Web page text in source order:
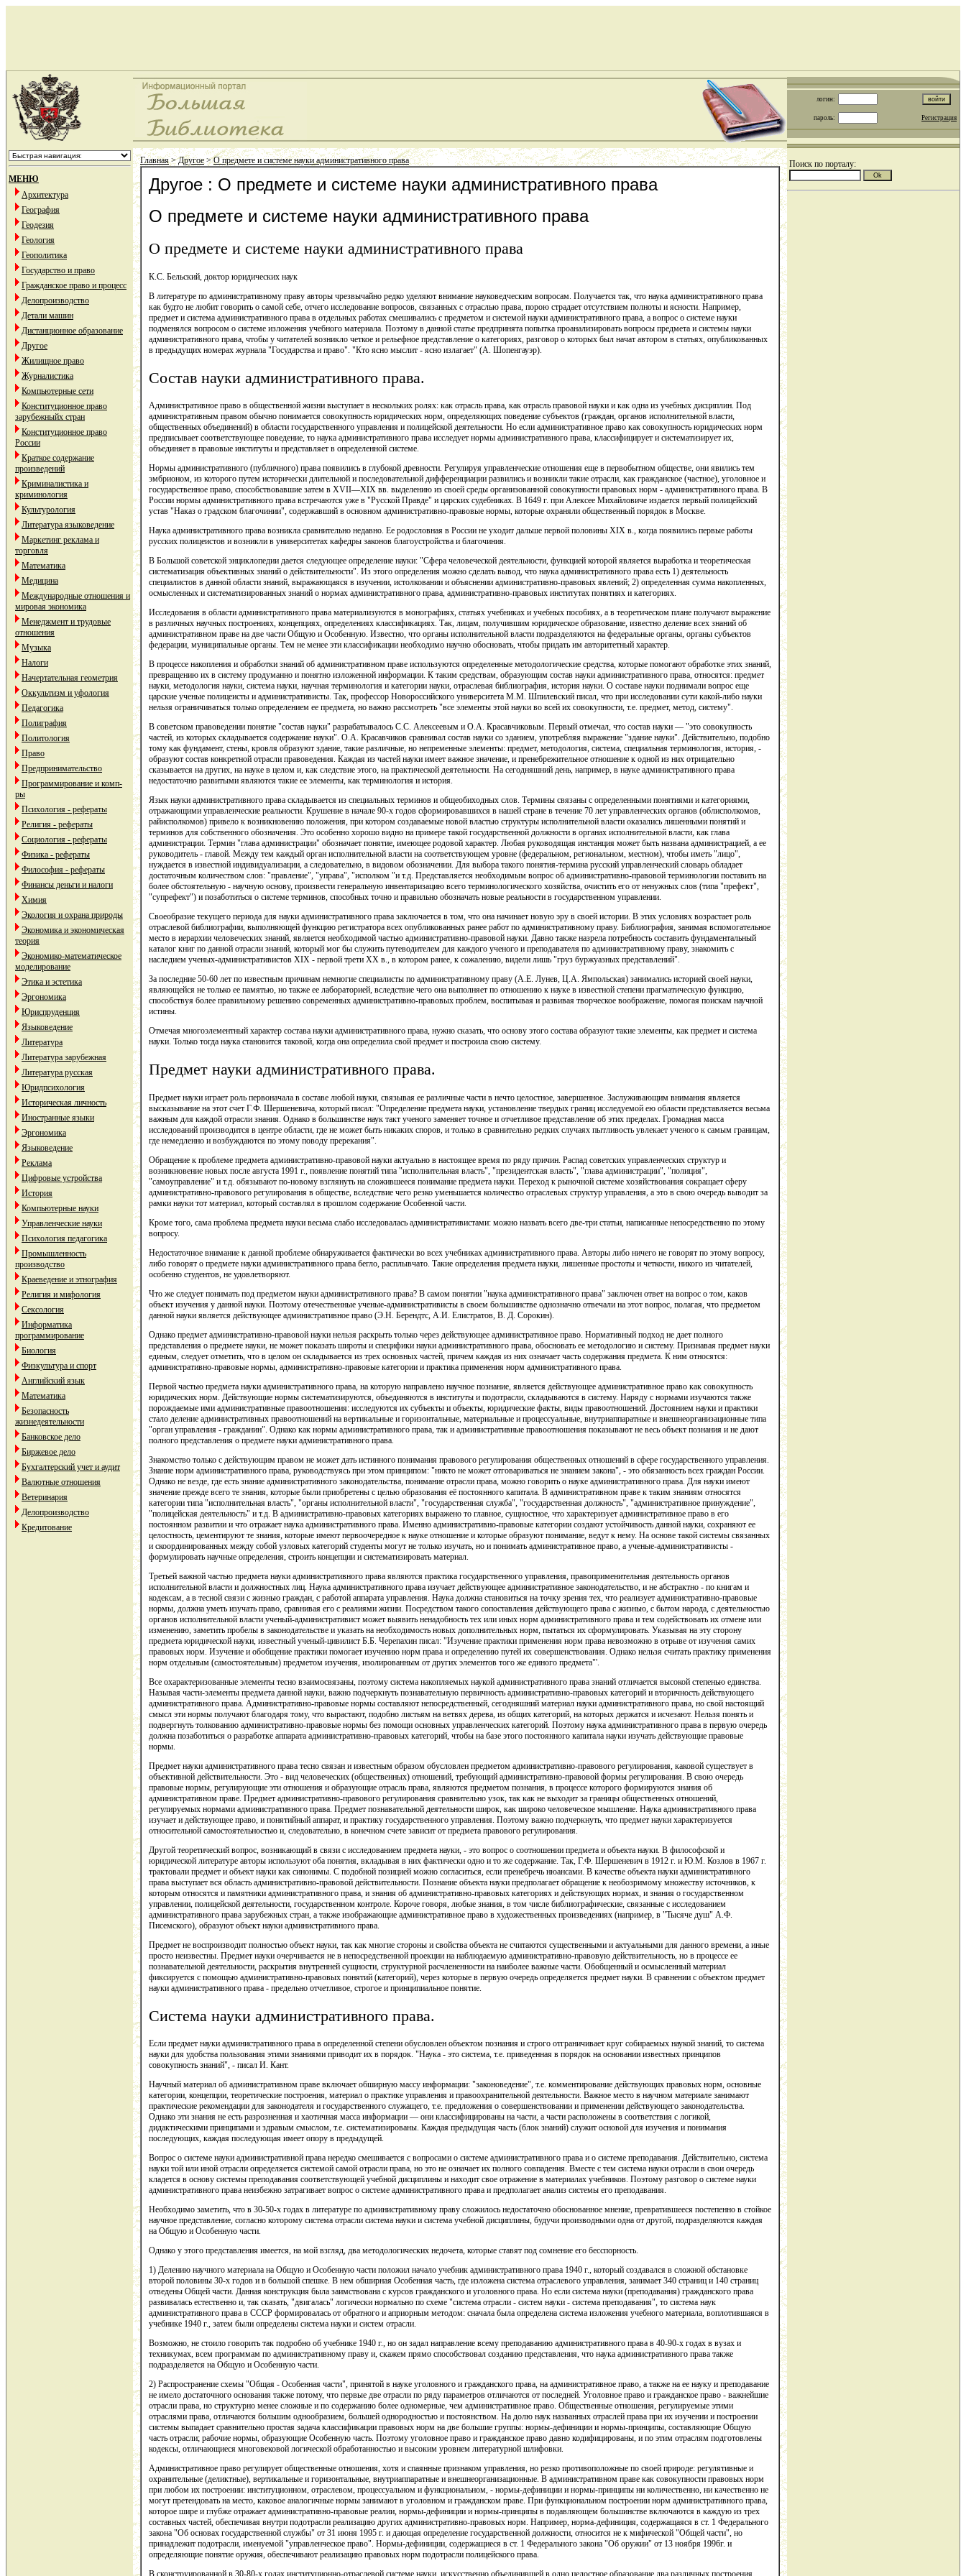
логин:
пароль: Регистрация
МЕНЮ
Архитектура
География
Геодезия
Геология
Геополитика
Государство и право
Гражданское право и процесс
Делопроизводство
Детали машин
Дистанционное образование
Другое
Жилищное право
Журналистика
Компьютерные сети
Конституционное право
зарубежныйх стран
Конституционное право
России
Краткое содержание
произведений
Криминалистика и
криминология
Культурология
Литература языковедение
Маркетинг реклама и
торговля
Математика
Медицина
Международные отношения и
мировая экономика
Менеджмент и трудовые
отношения
Музыка
Налоги
Начертательная геометрия
Оккультизм и уфология
Педагогика
Полиграфия
Политология
Право
Предпринимательство
Программирование и комп-
ры
Психология - рефераты
Религия - рефераты
Социология - рефераты
Физика - рефераты
Философия - рефераты
Финансы деньги и налоги
Химия
Экология и охрана природы
Экономика и экономическая
теория
Экономико-математическое
моделирование
Этика и эстетика
Эргономика
Юриспруденция
Языковедение
Литература
Литература зарубежная
Литература русская
Юридпсихология
Историческая личность
Иностранные языки
Эргономика
Языковедение
Реклама
Цифровые устройства
История
Компьютерные науки
Управленческие науки
Психология педагогика
Промышленность
производство
Краеведение и этнография
Религия и мифология
Сексология
Информатика
программирование
Биология
Физкультура и спорт
Английский язык
Математика
Безопасность
жизнедеятельности
Банковское дело
Биржевое дело
Бухгалтерский учет и аудит
Валютные отношения
Ветеринария
Делопроизводство
Кредитование
Главная>Другое>О предмете и системе науки административного права
Другое : О предмете и системе науки административного права
О предмете и системе науки административного права
О предмете и системе науки административного права
К.С. Бельский, доктор юридических наук
В литературе по административному праву авторы чрезвычайно редко уделяют внимание науковедческим вопросам. Получается так, что наука административного права
как будто не любит говорить о самой себе, отчего исследование вопросов, связанных с отраслью права, порою страдает отсутствием полноты и ясности. Например,
предмет и система административного права в отдельных работах смешивались с предметом и системой науки административного права, а вопрос о системе науки
подменялся вопросом о системе изложения учебного материала. Поэтому в данной статье предпринята попытка проанализировать вопросы предмета и системы науки
административного права, чтобы у читателей возникло четкое и рельефное представление о категориях, разговор о которых был начат автором в статьях, опубликованных
в предыдущих номерах журнала "Государства и право". "Кто ясно мыслит - ясно излагает" (А. Шопенгауэр).
Состав науки административного права.
Административное право в общественной жизни выступает в нескольких ролях: как отрасль права, как отрасль правовой науки и как одна из учебных дисциплин. Под
административным правом обычно понимается совокупность юридических норм, определяющих поведение субъектов (граждан, органов исполнительной власти,
общественных объединений) в области государственного управления и полицейской деятельности. Но если административное право как совокупность юридических норм
предписывает соответствующее поведение, то наука административного права исследует нормы административного права, классифицирует и систематизирует их,
объединяет в правовые институты и представляет в определенной системе.
Нормы административного (публичного) права появились в глубокой древности. Регулируя управленческие отношения еще в первобытном обществе, они явились тем
эмбрионом, из которого путем исторически длительной и последовательной дифференциации развились и возникли такие отрасли, как гражданское (частное), уголовное и
государственное право, способствовавшие затем в XVII—XIX вв. выделению из своей среды организованной совокупности правовых норм - административного права. В
России нормы административного права встречаются уже в "Русской Правде" и царских судебниках. В 1649 г. при Алексее Михайловиче издается первый полицейский
устав "Наказ о градском благочинии", содержавший в основном административно-правовые нормы, которые охраняли общественный порядок в Москве.
Наука административного права возникла сравнительно недавно. Ее родословная в России не уходит дальше первой половины XIX в., когда появились первые работы
русских полицеистов и возникли в университетах кафедры законов благоустройства и благочиния.
В Большой советской энциклопедии дается следующее определение науки: "Сфера человеческой деятельности, функцией которой является выработка и теоретическая
систематизация объективных знаний о действительности". Из этого определения можно сделать вывод, что наука административного права есть 1) деятельность
специалистов в данной области знаний, выражающаяся в изучении, истолковании и объяснении административно-правовых явлений; 2) определенная сумма накопленных,
осмысленных и систематизированных знаний о нормах административного права, административно-правовых институтах понятиях и категориях.
Исследования в области административного права материализуются в монографиях, статьях учебниках и учебных пособиях, а в теоретическом плане получают выражение
в различных научных построениях, концепциях, определениях классификациях. Так, лицам, получившим юридическое образование, известно деление всех знаний об
административном праве на две части Общую и Особенную. Известно, что органы исполнительной власти подразделяются на федеральные органы, органы субъектов
федерации, муниципальные органы. Тем не менее эти классификации необходимо научно обосновать, чтобы придать им авторитетный характер.
В процессе накопления и обработки знаний об административном праве используются определенные методологические средства, которые помогают обработке этих знаний,
превращению их в систему продуманно и понятно изложенной информации. К таким средствам, образующим состав науки административного права, относятся: предмет
науки, методология науки, система науки, научная терминология и категории науки, отраслевая библиография, история науки. О составе науки поднимали вопрос еще
царские ученые полицеисты и административисты. Так, профессор Новороссийского университета М.М. Шпилевский писал, что при исследовании сути какой-либо науки
нельзя ограничиваться только определением ее предмета, но важно рассмотреть "все элементы этой науки во всей их совокупности, т.е. предмет, метод, систему".
В советском правоведении понятие "состав науки" разрабатывалось С.С. Алексеевым и О.А. Красавчиковым. Первый отмечал, что состав науки — "это совокупность
частей, из которых складывается содержание науки". О.А. Красавчиков сравнивал состав науки со зданием, употребляя выражение "здание науки". Действительно, подобно
тому как фундамент, стены, кровля образуют здание, такие различные, но непременные элементы: предмет, методология, система, специальная терминология, история, -
образуют состав конкретной отрасли правоведения. Каждая из частей науки имеет важное значение, и пренебрежительное отношение к одной из них отрицательно
сказывается на других, на науке в целом и, как следствие этого, на практической деятельности. На сегодняшний день, например, в науке административного права
недостаточно развитыми являются такие ее элементы, как терминология и история.
Язык науки административного права складывается из специальных терминов и общеобиходных слов. Термины связаны с определенными понятиями и категориями,
отражающими управленческие реальности. Крушение в начале 90-х годов сформировавшихся в нашей стране в течение 70 лет управленческих органов (облисполкомов,
райисполкомов) привело к возникновению положения, при котором создаваемые новой властью структуры исполнительной власти оказались лишенными понятий и
терминов для собственного обозначения. Это особенно хорошо видно на примере такой государственной должности в органах исполнительной власти, как глава
администрации. Термин "глава администрации" обозначает понятие, имеющее родовой характер. Любая руководящая инстанция может быть названа администрацией, а ее
руководитель - главой. Между тем каждый орган исполнительной власти на соответствующем уровне (федеральном, региональном, местном), чтобы иметь "лицо",
нуждается в известной индивидуализации, а следовательно, в видовом обозначении. Для выбора такого понятия-термина русский управленческий словарь обладает
достаточным количеством слов: "правление", "управа", "исполком "и т.д. Представляется необходимым вопрос об административно-правовой терминологии поставить на
более обстоятельную - научную основу, произвести генеральную инвентаризацию всего терминологического хозяйства, очистить его от ненужных слов (типа "префект",
"супрефект") и позаботиться о системе терминов, способных точно и правильно обозначать новые реальности в государственном управлении.
Своеобразие текущего периода для науки административного права заключается в том, что она начинает новую эру в своей истории. В этих условиях возрастает роль
отраслевой библиографии, выполняющей функцию регистратора всех опубликованных ранее работ по административному праву. Библиография, занимая вспомогательное
место в иерархии человеческих знаний, является необходимой частью административно-правовой науки. Давно также назрела потребность составить фундаментальный
каталог книг по данной отрасли знаний, который мог бы служить путеводителем для каждого ученого и преподавателя по административному праву, знакомить с
наследием ученых-административистов XIX - первой трети XX в., в котором ранее, к сожалению, видели лишь "груз буржуазных представлений".
За последние 50-60 лет по известным причинам немногие специалисты по административному праву (А.Е. Лунев, Ц.А. Ямпольская) занимались историей своей науки,
являющейся не только ее памятью, но также ее лабораторией, вследствие чего она выполняет по отношению к науке в известной степени прагматическую функцию,
способствуя более правильному решению современных административно-правовых проблем, воспитывая и развивая творческое воображение, помогая поискам научной
истины.
Отмечая многоэлементный характер состава науки административного права, нужно сказать, что основу этого состава образуют такие элементы, как предмет и система
науки. Только тогда наука становится таковой, когда она определила свой предмет и построила свою систему.
Предмет науки административного права.
Предмет науки играет роль первоначала в составе любой науки, связывая ее различные части в нечто целостное, завершенное. Заслуживающим внимания является
высказывание на этот счет Г.Ф. Шершеневича, который писал: "Определение предмета науки, установление твердых границ исследуемой ею области представляется весьма
важным для каждой отрасли знания. Однако в большинстве наук такт ученого заменяет точное и отчетливое представление об этих пределах. Громадная масса
исследований производится в центре области, где не может быть никаких споров, и только в сравнительно редких случаях пытливость увлекает ученого к самым границам,
где немедленно и возбуждаются по этому поводу пререкания".
Обращение к проблеме предмета административно-правовой науки актуально в настоящее время по ряду причин. Распад советских управленческих структур и
возникновение новых после августа 1991 г., появление понятий типа "исполнительная власть", "президентская власть", "глава администрации", "полиция",
"самоуправление" и т.д. обязывают по-новому взглянуть на сложившееся понимание предмета науки. Переход к рыночной системе хозяйствования сокращает сферу
административно-правового регулирования в обществе, вследствие чего резко уменьшается количество отраслевых структур управления, а это в свою очередь выводит за
рамки науки тот материал, который составлял в прошлом содержание Особенной части.
Кроме того, сама проблема предмета науки весьма слабо исследовалась административистами: можно назвать всего две-три статьи, написанные непосредственно по этому
вопросу.
Недостаточное внимание к данной проблеме обнаруживается фактически во всех учебниках административного права. Авторы либо ничего не говорят по этому вопросу,
либо говорят о предмете науки административного права бегло, расплывчато. Такие определения предмета науки, лишенные простоты и четкости, никого из читателей,
особенно студентов, не удовлетворяют.
Что же следует понимать под предметом науки административного права? В самом понятии "наука административного права" заключен ответ на вопрос о том, каков
объект изучения у данной науки. Поэтому отечественные ученые-административисты в своем большинстве однозначно отвечали на этот вопрос, полагая, что предметом
данной науки является действующее административное право (Э.Н. Берендтс, А.И. Елистратов, В. Д. Сорокин).
Однако предмет административно-правовой науки нельзя раскрыть только через действующее административное право. Нормативный подход не дает полного
представления о предмете науки, не может показать широты и специфики науки административного права, обосновать ее методологию и систему. Признавая предмет науки
единым, следует отметить, что в целом он складывается из трех основных частей, причем каждая из них означает часть содержания предмета. К ним относятся:
административно-правовые нормы, административно-правовые категории и практика применения норм административного права.
Первой частью предмета науки административного права, на которую направлено научное познание, является действующее административное право как совокупность
юридических норм. Действующие нормы систематизируются, объединяются в институты и подотрасли, складываются в систему. Наряду с нормами изучаются также
порождаемые ими административные правоотношения: исследуются их субъекты и объекты, юридические факты, виды правоотношений. Достоянием науки и практики
стало деление административных правоотношений на вертикальные и горизонтальные, материальные и процессуальные, внутриаппаратные и внешнеорганизационные типа
"орган управления - гражданин". Однако как нормы административного права, так и административные правоотношения показывают не весь объект познания и не дают
полного представления о предмете науки административного права.
Знакомство только с действующим правом не может дать истинного понимания правового регулирования общественных отношений в сфере государственного управления.
Знание норм административного права, руководствуясь при этом принципом: "никто не может отговариваться не знанием закона", - это обязанность всех граждан России.
Однако не везде, где есть знание административного законодательства, понимание отрасли права, можно говорить о науке административного права. Для науки имеют
значение прежде всего те знания, которые были приобретены с целью образования её постоянного капитала. В административном праве к таким знаниям относятся
категории типа "исполнительная власть", "органы исполнительной власти", "государственная служба", "государственная должность", "административное принуждение",
"полицейская деятельность" и т.д. В административно-правовых категориях выражено то главное, сущностное, что характеризует административное право в его
постоянном развитии и что отражает наука административного права. Именно административно-правовые категории создают устойчивость данной науки, сохраняют ее
целостность, цементируют те знания, которые имеют первоочередное к науке отношение и которые образуют понимание, ведут к нему. На основе такой системы связанных
и скоординированных между собой узловых категорий студенты могут не только изучать, но и понимать административное право, а ученые-административисты -
формулировать научные определения, строить концепции и систематизировать материал.
Третьей важной частью предмета науки административного права являются практика государственного управления, правоприменительная деятельность органов
исполнительной власти и должностных лиц. Наука административного права изучает действующее административное законодательство, и не абстрактно - по книгам и
кодексам, а в тесной связи с жизнью граждан, с работой аппарата управления. Наука должна становиться на точку зрения тех, что реализует административно-правовые
нормы, должна уметь изучать право, сравнивая его с реалиями жизни. Посредством такого сопоставления действующего права с жизнью, с бытом народа, с деятельностью
органов исполнительной власти ученый-административист может выявить ненадобность тех или иных норм административного права и тем содействовать их отмене или
изменению, заметить пробелы в законодательстве и указать на необходимость новых дополнительных норм, пытаться их сформулировать. Указывая на эту сторону
предмета юридической науки, известный ученый-цивилист Б.Б. Черепахин писал: "Изучение практики применения норм права невозможно в отрыве от изучения самих
правовых норм. Изучение и обобщение практики помогает изучению норм права и определению путей их совершенствования. Однако нельзя считать практику применения
норм отдельным (самостоятельным) предметом изучения, изолированным от других элементов того же единого предмета"'.
Все охарактеризованные элементы тесно взаимосвязаны, поэтому система накопляемых наукой административного права знаний отличается высокой степенью единства.
Называя части-элементы предмета данной науки, важно подчеркнуть познавательную первичность административно-правовых категорий и вторичность действующего
административного права. Административно-правовые нормы составляют непосредственный, сегодняшний материал науки административного права, но свой настоящий
смысл эти нормы получают благодаря тому, что вырастают, подобно листьям на ветвях дерева, из общих категорий, на которых держатся и исчезают. Нельзя понять и
подвергнуть толкованию административно-правовые нормы без помощи основных управленческих категорий. Поэтому наука административного права в первую очередь
должна позаботиться о разработке аппарата административно-правовых категорий, чтобы на базе этого постоянного капитала науки изучать действующие правовые
нормы.
Предмет науки административного права тесно связан и известным образом обусловлен предметом административно-правового регулирования, каковой существует в
объективной действительности. Это - вид человеческих (общественных) отношений, требующий административно-правовой формы регулирования. В свою очередь
правовые нормы, регулирующие эти отношения и образующие отрасль права, являются предметом познания, в процессе которого формируются знания об
административном праве. Предмет административно-правового регулирования сравнительно узок, так как не выходит за границы общественных отношений,
регулируемых нормами административного права. Предмет познавательной деятельности широк, как широко человеческое мышление. Наука административного права
изучает и действующее право, и понятийный аппарат, и практику государственного управления. Поэтому важно подчеркнуть, что предмет науки характеризуется
относительной самостоятельностью и, следовательно, в конечном счете зависит от предмета правового регулирования.
Другой теоретический вопрос, возникающий в связи с исследованием предмета науки, - это вопрос о соотношении предмета и объекта науки. В философской и
юридической литературе авторы используют оба понятия, вкладывая в них фактически одно и то же содержание. Так, Г.Ф. Шершеневич в 1912 г. и Ю.М. Козлов в 1967 г.
трактовали предмет и объект науки как синонимы. С подобной позицией можно согласиться, если пренебречь нюансами. В качестве объекта науки административного
права выступает вся область административно-правовой действительности. Познание объекта науки предполагает обращение к необозримому множеству источников, к
которым относятся и памятники административного права, и знания об административно-правовых категориях и действующих нормах, и знания о государственном
управлении, полицейской деятельности, государственном контроле. Короче говоря, любые знания, в том числе библиографические, связанные с исследованием
административного права зарубежных стран, а также изображающие административное право в художественных произведениях (например, в "Тысяче душ" А.Ф.
Писемского), образуют объект науки административного права.
Предмет не воспроизводит полностью объект науки, так как многие стороны и свойства объекта не считаются существенными и актуальными для данного времени, а иные
просто неизвестны. Предмет науки очерчивается не в непосредственной проекции на наблюдаемую административно-правовую действительность, но в процессе ее
познавательной деятельности, раскрытия внутренней сущности, структурной расчлененности на наиболее важные части. Обобщенный и осмысленный материал
фиксируется с помощью административно-правовых понятий (категорий), через которые в первую очередь определяется предмет науки. В сравнении с объектом предмет
науки административного права - предельно отчетливое, строгое и принципиальное понятие.
Система науки административного права.
Если предмет науки административного права в определенной степени обусловлен объектом познания и строго отграничивает круг собираемых наукой знаний, то система
науки для удобства пользования этими знаниями приводит их в порядок. "Наука - это система, т.е. приведенная в порядок на основании известных принципов
совокупность знаний", - писал И. Кант.
Научный материал об административном праве включает обширную массу информации: "законоведение", т.е. комментирование действующих правовых норм, основные
категории, концепции, теоретические построения, материал о практике управления и правоохранительной деятельности. Важное место в научном материале занимают
практические рекомендации для законодателя и государственного служащего, т.е. предложения о совершенствовании и применении действующего законодательства.
Однако эти знания не есть разрозненная и хаотичная масса информации — они классифицированы на части, а части расположены в соответствия с логикой,
дидактическими принципами и здравым смыслом, т.е. систематизированы. Каждая предыдущая часть (блок знаний) служит основой для изучения и понимания
последующих, каждая последующая имеет опору в предыдущей.
Вопрос о системе науки административной права нередко смешивается с вопросами о системе административного права и о системе преподавания. Действительно, система
науки той или иной отрасли определяется системой самой отрасли права, но это не означает их полного совпадения. Вместе с тем система науки отрасли в свои очередь
кладется в основу системы преподавания соответствующей учебной дисциплины и находит свое отражение в материалах учебников. Поэтому разговор о системе науки
административного права неизбежно затрагивает вопрос о системе административного права и предполагает анализ системы его преподавания.
Необходимо заметить, что в 30-50-х годах в литературе по административному праву сложилось недостаточно обоснованное мнение, превратившееся постепенно в стойкое
научное представление, согласно которому система отрасли система науки и система учебной дисциплины, будучи производными одна от другой, подразделяются каждая
на Общую и Особенную части.
Однако у этого представления имеется, на мой взгляд, два методологических недочета, которые ставят под сомнение его бесспорность.
1) Делению научного материала на Общую и Особенную части положил начало учебник административного права 1940 г., который создавался в сложной обстановке
второй половины 30-х годов и в большой спешке. В нем обширная Особенная часть, где изложена система отраслевого управления, занимает 340 страниц и 140 страниц
отведены Общей части. Данная конструкция была заимствована с курсов гражданского и уголовного права. Но если система науки (преподавания) гражданского права
развивалась естественно и, так сказать, "двигалась" логически нормально по схеме "система отрасли - систем науки - система преподавания", то система наук
административного права в СССР формировалась от обратного и априорным методом: сначала была определена система изложения учебного материала, воплотившаяся в
учебнике 1940 г., затем были определены система науки и систем отрасли.
Возможно, не стоило говорить так подробно об учебнике 1940 г., но он задал направление всему преподаванию административного права в 40-90-х годах в вузах и
техникумах, всем программам по административному праву и, скажем прямо способствовал созданию представления, что наука административного права также
подразделяется на Общую и Особенную части.
2) Распространение схемы "Общая - Особенная части", принятой в науке уголовного и гражданского права, на административное право, а также на ее науку и преподавание
не имело достаточного основания также потому, что первые две отрасли по ряду параметров отличаются от последней. Уголовное право и гражданское право - важнейшие
отрасли права, но структурно менее сложные и по содержанию более одномерные, чем административное право. Общественные отношения, регулируемые этими
отраслями права, отличаются большим однообразием, большей однородностью и постоянством. На долю наук названных отраслей права при их изучении и построении
системы выпадает сравнительно простая задача классификации правовых норм на две большие группы: нормы-дефиниции и нормы-принципы, составляющие Общую
часть отрасли; рабочие нормы, образующие Особенную часть. Поэтому уголовное право и гражданское право давно кодифицированы, и по этим отраслям подготовлены
кодексы, отличающиеся многовековой логической обработанностью и высоким уровнем литературной шлифовки.
Административное право регулирует общественные отношения, хотя и спаянные признаком управления, но резко противоположные по своей природе: регулятивные и
охранительные (деликтные), вертикальные и горизонтальные, внутриаппаратные и внешнеорганизационные. В административном праве как совокупности правовых норм
при любом их построении: институционном, отраслевом, процессуальном и функциональном, - нормы-дефиниции и нормы-принципы ни количественно, ни качественно не
могут претендовать на место, каковое аналогичные нормы занимают в уголовном и гражданском праве. При функциональном построении норм административного права,
которое шире и глубже отражает административно-правовые реалии, нормы-дефиниции и нормы-принципы в подавляющем большинстве включаются в каждую из трех
составных частей, обеспечивая внутри подотрасли реализацию других административно-правовых норм. Например, норма-дефиниция, содержащаяся в ст. 1 Федерального
закона "Об основах государственной службы" от 31 июня 1995 г. и дающая определение государственной должности, относится не к мифической "Общей части", но
принадлежит подотрасли, именуемой "управленческое право". Нормы-дефиниции, содержащиеся в ст. 1 Федерального закона "Об оружии" от 13 ноября 1996г. и
определяющие понятие оружия, обеспечивают реализацию правовых норм подотрасли полицейского права.
В сконструированной в 30-80-х годах институционно-отраслевой системе науки, искусственно объединившей в одно целостное образование два различных построения
Поиск по порталу: